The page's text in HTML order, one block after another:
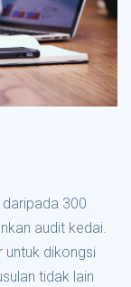
daripada 300
audit kedai.
untuk dikongsi
tidak lain